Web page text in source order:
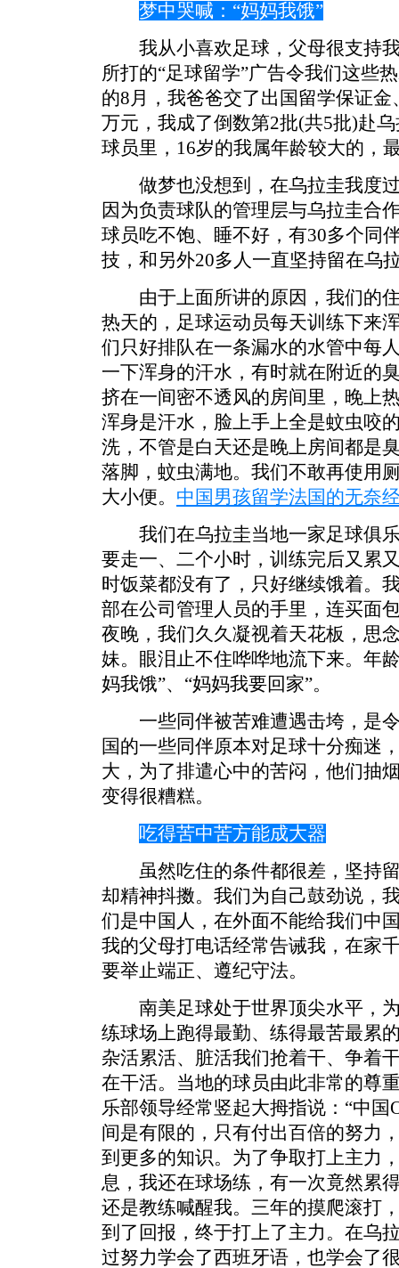
梦中哭喊：“妈妈我饿”
我从小喜欢足球，父母很支持我
所打的“足球留学”广告令我们这些
的8月，我爸爸交了出国留学保证
万元，我成了倒数第2批(共5批)赴
球员里，16岁的我属年龄较大的，
做梦也没想到，在乌拉圭我度过
因为负责球队的管理层与乌拉圭合
球员吃不饱、睡不好，有30多个同
技，和另外20多人一直坚持留在乌
由于上面所讲的原因，我们的住
热天的，足球运动员每天训练下来
们只好排队在一条漏水的水管中每
一下浑身的汗水，有时就在附近的
挤在一间密不透风的房间里，晚上
浑身是汗水，脸上手上全是蚊虫咬
洗，不管是白天还是晚上房间都是
落脚，蚊虫满地。我们不敢再使用
大小便。 中国男孩留学法国的无奈
我们在乌拉圭当地一家足球俱乐
要走一、二个小时，训练完后又累
时饭菜都没有了，只好继续饿着。
部在公司管理人员的手里，连买面
夜晚，我们久久凝视着天花板，思
妹。眼泪止不住哗哗地流下来。年
妈我饿”、“妈妈我要回家”。
一些同伴被苦难遭遇击垮，是令
国的一些同伴原本对足球十分痴迷
大，为了排遣心中的苦闷，他们抽
变得很糟糕。
吃得苦中苦方能成大器
虽然吃住的条件都很差，坚持留
却精神抖擞。我们为自己鼓劲说，
们是中国人，在外面不能给我们中
我的父母打电话经常告诫我，在家
要举止端正、遵纪守法。
南美足球处于世界顶尖水平，为
练球场上跑得最勤、练得最苦最累
杂活累活、脏活我们抢着干、争着
在干活。当地的球员由此非常的尊
乐部领导经常竖起大拇指说：“中国
间是有限的，只有付出百倍的努力
到更多的知识。为了争取打上主力
息，我还在球场练，有一次竟然累
还是教练喊醒我。三年的摸爬滚打
到了回报，终于打上了主力。在乌
过努力学会了西班牙语，也学会了